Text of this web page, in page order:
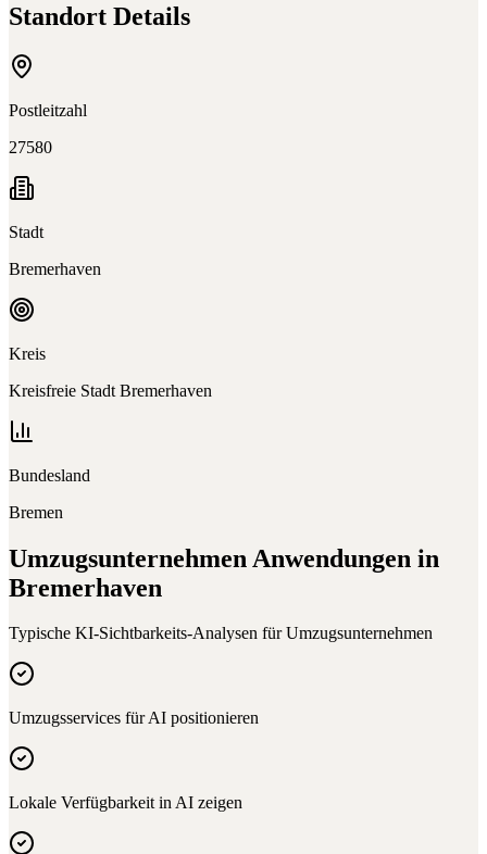
Standort Details
Postleitzahl
27580
Stadt
Bremerhaven
Kreis
Kreisfreie Stadt Bremerhaven
Bundesland
Bremen
Umzugsunternehmen Anwendungen in
Bremerhaven
Typische KI-Sichtbarkeits-Analysen fürUmzugsunternehmen
Umzugsservices für AI positionieren
Lokale Verfügbarkeit in AI zeigen